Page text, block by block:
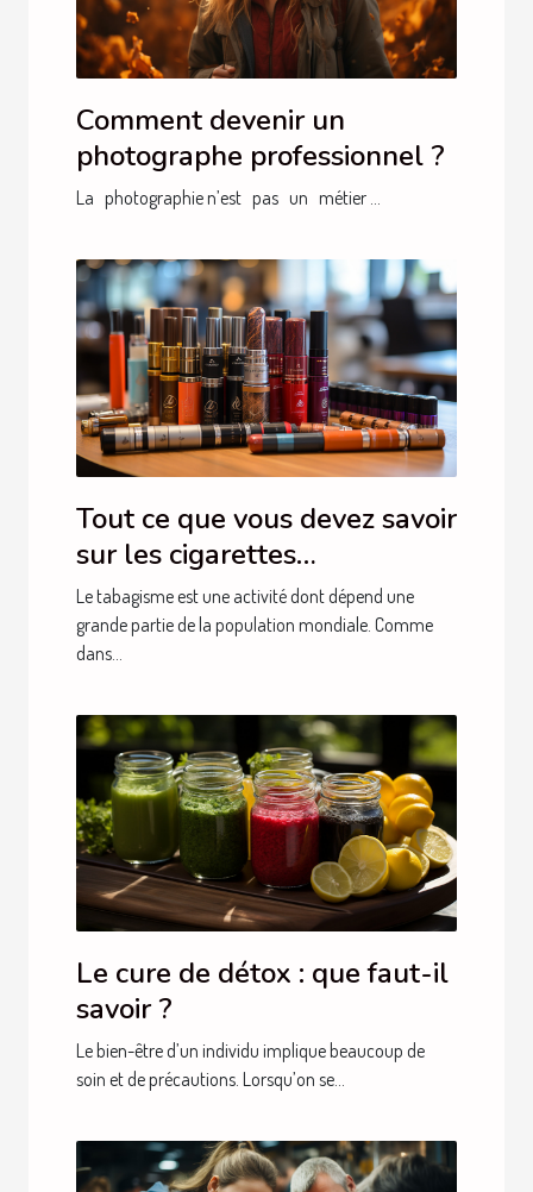
Comment devenir un
photographe professionnel ?
La photographie n’est pas un métier ...
Tout ce que vous devez savoir
sur les cigarettes
électroniques de A à Z
Le tabagisme est une activité dont dépend une
grande partie de la population mondiale. Comme
dans...
Le cure de détox : que faut-il
savoir ?
Le bien-être d’un individu implique beaucoup de
soin et de précautions. Lorsqu’on se...